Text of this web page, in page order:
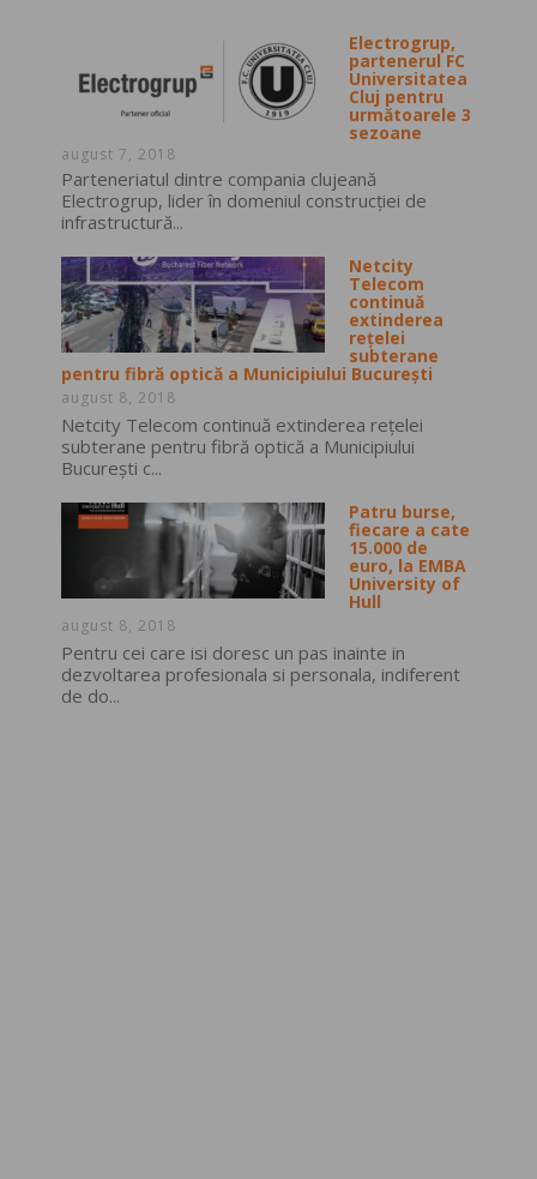
Electrogrup,
partenerul FC
Universitatea
Cluj pentru
următoarele 3
sezoane
august 7, 2018
Parteneriatul dintre compania clujeană
Electrogrup, lider în domeniul construcţiei de
infrastructură...
Netcity
Telecom
continuă
extinderea
rețelei
subterane
pentru fibră optică a Municipiului București
august 8, 2018
Netcity Telecom continuă extinderea rețelei
subterane pentru fibră optică a Municipiului
București c...
Patru burse,
fiecare a cate
15.000 de
euro, la EMBA
University of
Hull
august 8, 2018
Pentru cei care isi doresc un pas inainte in
dezvoltarea profesionala si personala, indiferent
de do...